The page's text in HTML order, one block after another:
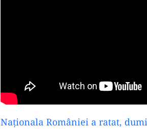
Naționala României a ratat,